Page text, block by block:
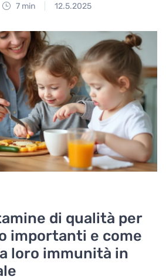
7 min 12.5.2025
di qualità per
importanti e come
loro immunità in